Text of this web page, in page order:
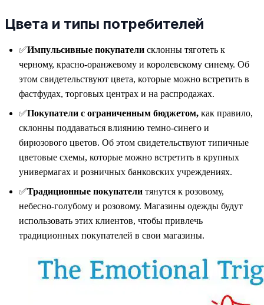
Цвета и типы потребителей
✅Импульсивные покупатели склонны тяготеть к
черному, красно-оранжевому и королевскому синему. Об
этом свидетельствуют цвета, которые можно встретить в
фастфудах, торговых центрах и на распродажах.
✅Покупатели с ограниченным бюджетом, как правило,
склонны поддаваться влиянию темно-синего и
бирюзового цветов. Об этом свидетельствуют типичные
цветовые схемы, которые можно встретить в крупных
универмагах и розничных банковских учреждениях.
✅Традиционные покупатели тянутся к розовому,
небесно-голубому и розовому. Магазины одежды будут
использовать этих клиентов, чтобы привлечь
традиционных покупателей в свои магазины.